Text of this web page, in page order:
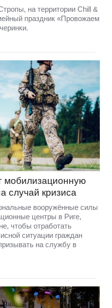
на территории Chill &
праздник «Провожаем
мобилизационную
случай кризиса
вооружённые силы
центры в Риге,
чтобы отработать
ситуации граждан
на службу в